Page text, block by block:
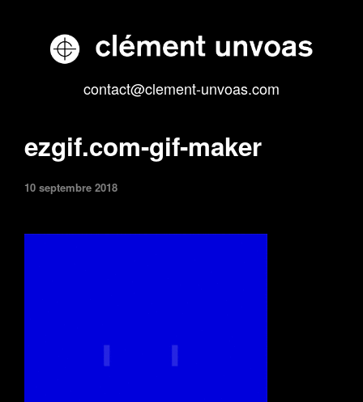
contact@clement-unvoas.com
ezgif.com-gif-maker
10 septembre 2018